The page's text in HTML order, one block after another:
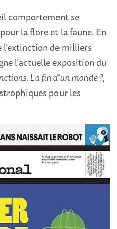
comportement se
la flore et la faune. En
de milliers
l’actuelle exposition du
La fin d’un monde ?,
pour les